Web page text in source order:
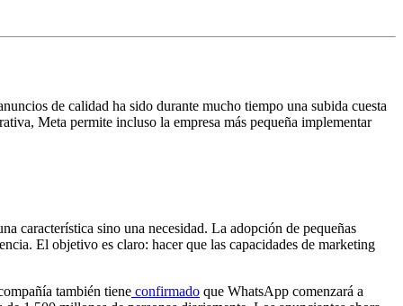
de calidad ha sido durante mucho tiempo una subida cuesta
Meta permite incluso la empresa más pequeña implementar
característica sino una necesidad. La adopción de pequeñas
El objetivo es claro: hacer que las capacidades de marketing
también tiene confirmado que WhatsApp comenzará a